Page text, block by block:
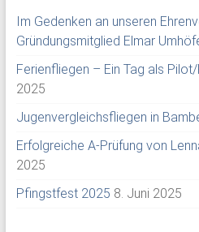
Im Gedenken an unseren
Gründungsmitglied Elmar
Ferienfliegen – Ein Tag als
2025
Jugenvergleichsfliegen in
Erfolgreiche A-Prüfung von
2025
Pfingstfest 2025 8. Juni 2025